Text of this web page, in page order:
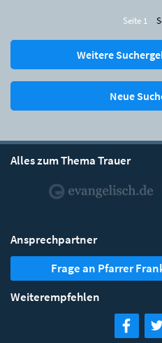
Seite 1
Weitere
Neue
Alles zum Thema Trauer
Ansprechpartner
Frage an Pfarrer
Weiterempfehlen